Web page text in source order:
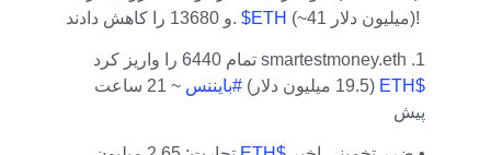
و 13680 را کاهش دادند. $ETH (~41 میلیون دلار)!
1. smartestmoney.eth تمام 6440 را واریز کرد
$ETH
(19.5 میلیون دلار) #بایننس
~ 21 ساعت
پیش